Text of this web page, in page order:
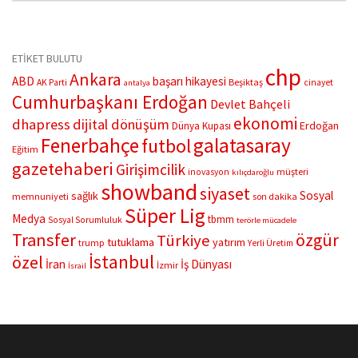
temasları hakkında da önemli mesajlar verdi.
ETİKET BULUTU
ABD AK Parti Ankara antalya başarı hikayesi Beşiktaş chp cinayet
Cumhurbaşkanı Erdoğan Devlet Bahçeli
dhapress dijital dönüşüm Dünya Kupası ekonomi Erdoğan
Eğitim Fenerbahçefutbolgalatasaray
gazetehaberi Girişimcilik inovasyon kılıçdaroğlu müşteri
memnuniyeti sağlık showbandsiyaset son dakika Sosyal
Medya Sosyal Sorumluluk Süper Lig tbmm terörle mücadele
Transfer trump tutuklama Türkiye yatırım Yerli Üretim özgür
özel İran İsrail İstanbul İzmir İş Dünyası